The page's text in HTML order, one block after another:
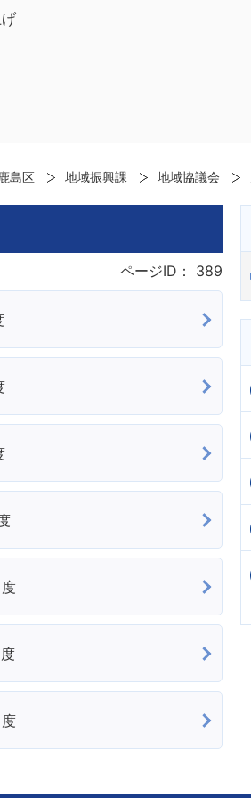
鹿島区 地域振興課 地域協議会
ページID： 389